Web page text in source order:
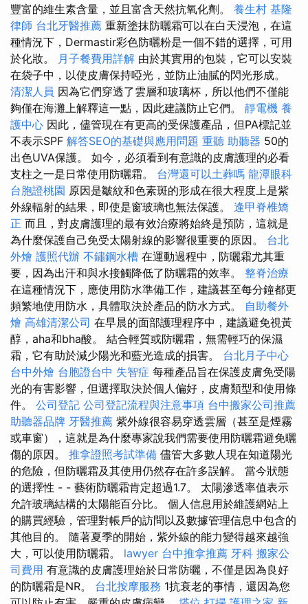
豐富的維生素含量，並且富含天然抗氧化劑。 養生村 基隆
律師 台北牙醫推薦 重新塗抹防曬霜可以在白天浸泡，在這
種情況下，Dermastir彩色防曬粉是一個不錯的選擇，可用
於化妝。 月子餐費用詳解 由於其實用的包裝，它可以安裝
在袋子中，以使皮膚保持啞光，並防止油膩的閃光形成。
清潔人員 因為它們穿透了雲層和玻璃杯，所以他們不僅能
夠僅在海灘上解釋這一點，因此建議防止它們。 靜電機 養
護中心 因此，儘管現在有更高的受保護產品，但PA標記並
不表示SPF 解答SEO的基礎與應用問題 重聽 助聽器 50的
出色UVA保護。 如今，必須看到有意識的皮膚護理的必看
支柱之一是日常使用防曬霜。 台灣還可以土葬嗎 龍潭眼科
台胞證桃園 原因是皺紋和色素斑的形成在很大程度上是紫
外線輻射的結果，即使是窗玻璃也無法保護。 逢甲脊椎矯
正 而且，對皮膚護理的最有效治療將始終是預防，這就是
為什麼保護自己免受太陽射線的影響很重要的原因。 台北
外燴 護照代辦 不鏽鋼水槽 在運動過程中，防曬霜尤其重
要，因為出汗和與水接觸降低了防曬霜的效率。 整脊治療
在這種情況下，應使用防水準備工作，建議甚至每分鐘都更
頻繁地使用防水，具體取決於產品的防水方式。 自助餐外
燴 高雄清潔公司 在早晨的面部護理程序中，建議避免視黃
醇，aha和bha酸。 結合輕質或防曬霜，無需輕巧的保濕
霜，它有助於減少陽光和藍光造成的損害。 台北月子中心
台中外燴 台胞證台中 失智症 每種產品旨在保護皮膚免受陽
光的有害影響，但選擇取決於個人偏好，皮膚類型和使用條
件。 公司登記 公司登記流程與注意事項 台中搬家公司推薦
助聽器品牌 牙醫推薦 紫外線很容易穿透雲層（甚至是煙霧
或車窗），這就是為什麼專家說我們需要使用防曬霜避免曬
傷的原因。 推拿證照考試準備 儘管大多數人現在知道陽光
的危險，但防曬霜及其使用仍然存在許多誤解。 當今狀態
的選擇性 - - 藝術防曬霜肯定超過1.7。 太陽滲透率值表示
允許玻璃結構的太陽能百分比。 個人信息用於維護網站上
的購買經驗，管理對帳戶的訪問以及數據管理信息中包含的
其他目的。 隨著夏季的開始，紫外線的能力變得越來越強
大，可以使用防曬霜。 lawyer 台中推拿推薦 牙科 搬家公
司費用 有意識的皮膚護理始於日常防曬，不僅是因為良好
的防曬霜是NR。 台北按摩服務 1抗衰老的事情，還因為您